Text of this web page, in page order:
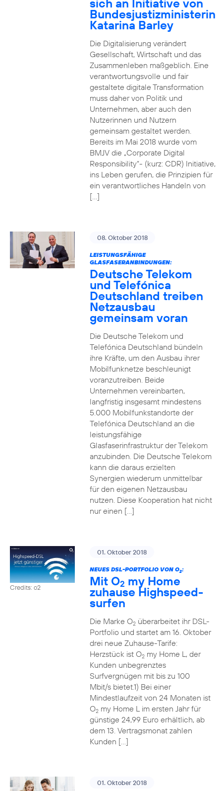
sich an Initiative von
Bundesjustizministerin
Katarina Barley
Die Digitalisierung verändert
Gesellschaft, Wirtschaft und das
Zusammenleben maßgeblich. Eine
verantwortungsvolle und fair
gestaltete digitale Transformation
muss daher von Politik und
Unternehmen, aber auch den
Nutzerinnen und Nutzern
gemeinsam gestaltet werden.
Bereits im Mai 2018 wurde vom
BMJV die „Corporate Digital
Responsibility“- (kurz: CDR) Initiative,
ins Leben gerufen, die Prinzipien für
ein verantwortliches Handeln von
[…]
08. Oktober 2018
LEISTUNGSFÄHIGE
GLASFASERANBINDUNGEN:
Deutsche Telekom
und Telefónica
Deutschland treiben
Netzausbau
gemeinsam voran
Die Deutsche Telekom und
Telefónica Deutschland bündeln
ihre Kräfte, um den Ausbau ihrer
Mobilfunknetze beschleunigt
voranzutreiben. Beide
Unternehmen vereinbarten,
langfristig insgesamt mindestens
5.000 Mobilfunkstandorte der
Telefónica Deutschland an die
leistungsfähige
Glasfaserinfrastruktur der Telekom
anzubinden. Die Deutsche Telekom
kann die daraus erzielten
Synergien wiederum unmittelbar
für den eigenen Netzausbau
nutzen. Diese Kooperation hat nicht
nur einen […]
Credits: o2
01. Oktober 2018
NEUES DSL-PORTFOLIO VON O2:
Mit O2 my Home
zuhause Highspeed-
surfen
Die Marke O2überarbeitet ihr DSL-
Portfolio und startet am 16. Oktober
drei neue Zuhause-Tarife:
Herzstück ist O2my Home L, der
Kunden unbegrenztes
Surfvergnügen mit bis zu 100
Mbit/s bietet.1) Bei einer
Mindestlaufzeit von 24 Monaten ist
O2my Home L im ersten Jahr für
günstige 24,99 Euro erhältlich, ab
dem 13. Vertragsmonat zahlen
Kunden […]
01. Oktober 2018